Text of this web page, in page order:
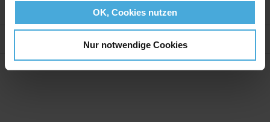
OK, Cookies nutzen
Nur notwendige Cookies
Weitere Informationen